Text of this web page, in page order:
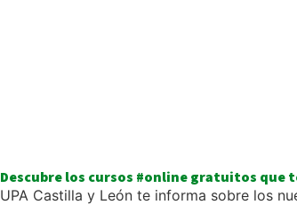
Descubre los cursos #online gratuitos que
UPA Castilla y León te informa sobre los